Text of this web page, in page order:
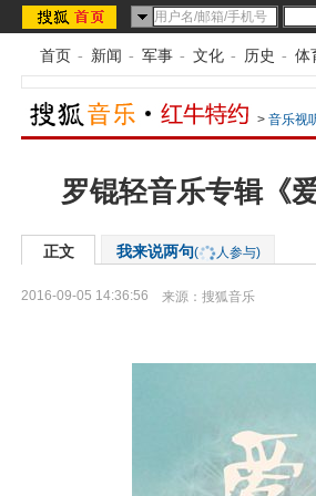
首页 - 新闻 - 军事 - 文化 - 历史 - 体
> 音乐视
罗锟轻音乐专辑《
正文 我来说两句( 人参与)
2016-09-05 14:36:56 来源： 搜狐音乐